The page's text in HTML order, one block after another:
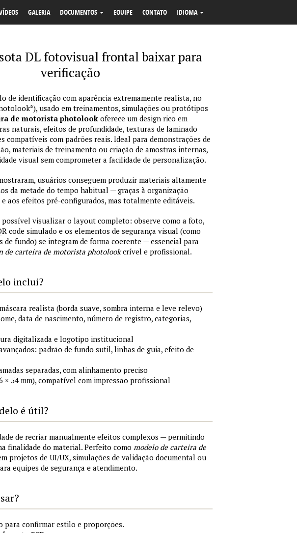
GALERIA DOCUMENTOS EQUIPE CONTATO IDIOMA
DL fotovisual frontal baixar para
verificação
de identificação com aparência extremamente realista, no
usado em treinamentos, simulações ou protótipos
de motorista photolook oferece um design rico em
naturais, efeitos de profundidade, texturas de laminado
compatíveis com padrões reais. Ideal para demonstrações de
materiais de treinamento ou criação de amostras internas,
visual sem comprometer a facilidade de personalização.
usuários conseguem produzir materiais altamente
da metade do tempo habitual — graças à organização
aos efeitos pré-configurados, mas totalmente editáveis.
possível visualizar o layout completo: observe como a foto,
code simulado e os elementos de segurança visual (como
de fundo) se integram de forma coerente — essencial para
de carteira de motorista photolookcrível e profissional.
inclui?
realista (borda suave, sombra interna e leve relevo)
data de nascimento, número de registro, categorias,
digitalizada e logotipo institucional
padrão de fundo sutil, linhas de guia, efeito de
separadas, com alinhamento preciso
× 54 mm), compatível com impressão profissional
é útil?
de recriar manualmente efeitos complexos — permitindo
finalidade do material. Perfeito como modelo de carteira de
projetos de UI/UX, simulações de validação documental ou
equipes de segurança e atendimento.
para confirmar estilo e proporções.